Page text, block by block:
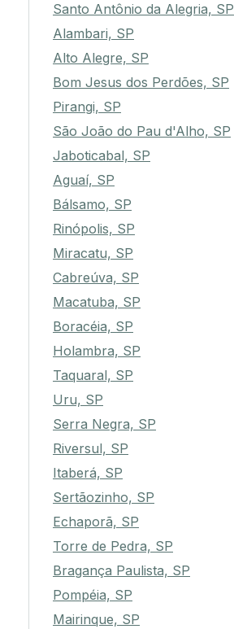
Santo Antônio da Alegria, SP
Alambari, SP
Alto Alegre, SP
Bom Jesus dos Perdões, SP
Pirangi, SP
São João do Pau d'Alho, SP
Jaboticabal, SP
Aguaí, SP
Bálsamo, SP
Rinópolis, SP
Miracatu, SP
Cabreúva, SP
Macatuba, SP
Boracéia, SP
Holambra, SP
Taquaral, SP
Uru, SP
Serra Negra, SP
Riversul, SP
Itaberá, SP
Sertãozinho, SP
Echaporã, SP
Torre de Pedra, SP
Bragança Paulista, SP
Pompéia, SP
Mairinque, SP